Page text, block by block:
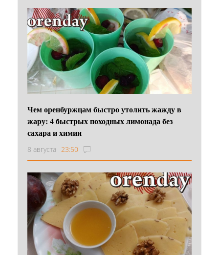
Чем оренбуржцам быстро утолить жажду в
жару: 4 быстрых походных лимонада без
сахара и химии
8 августа 23:50